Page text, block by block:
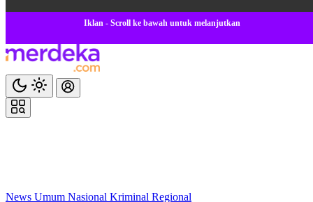
Iklan - Scroll ke bawah untuk melanjutkan
News Umum Nasional Kriminal Regional